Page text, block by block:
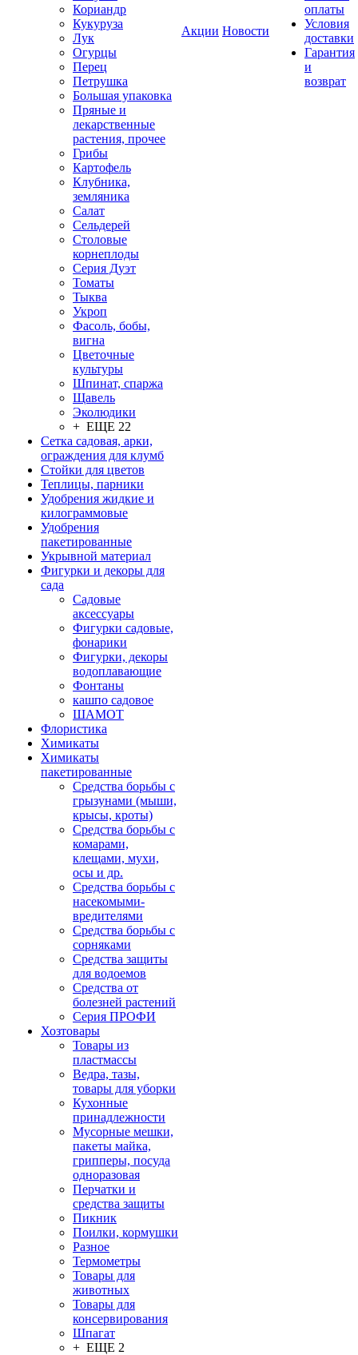
Кориандр
Кукуруза
Лук
Огурцы
Перец
Петрушка
Большая упаковка
Пряные и
лекарственные
растения, прочее
Грибы
Картофель
Клубника,
земляника
Салат
Сельдерей
Столовые
корнеплоды
Серия Дуэт
Томаты
Тыква
Укроп
Фасоль, бобы,
вигна
Цветочные
культуры
Шпинат, спаржа
Щавель
Эколюдики
+ ЕЩЕ 22
Сетка садовая, арки,
ограждения для клумб
Стойки для цветов
Теплицы, парники
Удобрения жидкие и
килограммовые
Удобрения
пакетированные
Укрывной материал
Фигурки и декоры для
сада
Садовые
аксессуары
Фигурки садовые,
фонарики
Фигурки, декоры
водоплавающие
Фонтаны
кашпо садовое
ШАМОТ
Флористика
Химикаты
Химикаты
пакетированные
Средства борьбы с
грызунами (мыши,
крысы, кроты)
Средства борьбы с
комарами,
клещами, мухи,
осы и др.
Средства борьбы с
насекомыми-
вредителями
Средства борьбы с
сорняками
Средства защиты
для водоемов
Средства от
болезней растений
Серия ПРОФИ
Хозтовары
Товары из
пластмассы
Ведра, тазы,
товары для уборки
Кухонные
принадлежности
Мусорные мешки,
пакеты майка,
грипперы, посуда
одноразовая
Перчатки и
средства защиты
Пикник
Поилки, кормушки
Разное
Термометры
Товары для
животных
Товары для
консервирования
Шпагат
+ ЕЩЕ 2
Акции Новости
оплаты
Условия
доставки
Гарантия
и
возврат